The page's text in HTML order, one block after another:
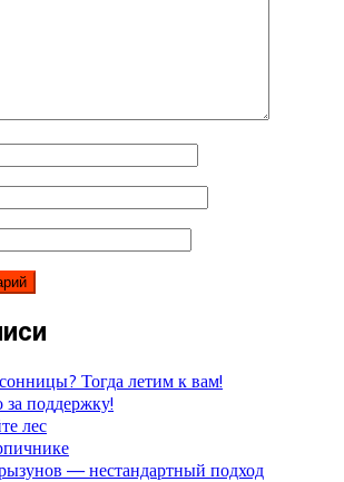
Тогда летим к вам!
поддержку!
лес
— нестандартный подход